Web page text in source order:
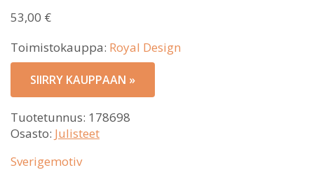
53,00 €
Toimistokauppa: Royal Design
SIIRRY KAUPPAAN »
Tuotetunnus: 178698
Osasto: Julisteet
Sverigemotiv